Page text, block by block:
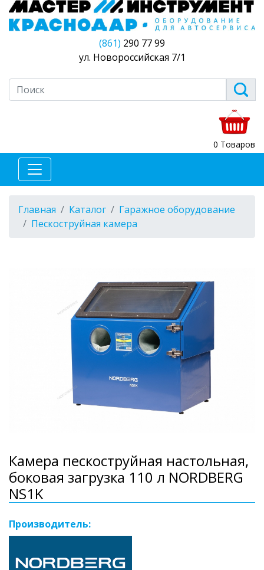
(861) 290 77 99
ул. Новороссийская 7/1
0 Товаров
Главная Каталог
Гаражное оборудование
Пескоструйная камера
Камера пескоструйная настольная,
боковая загрузка 110 л NORDBERG
NS1K
Производитель: